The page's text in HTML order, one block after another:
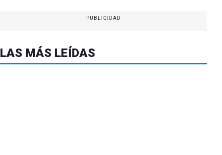
PUBLICIDAD
LAS MÁS LEÍDAS